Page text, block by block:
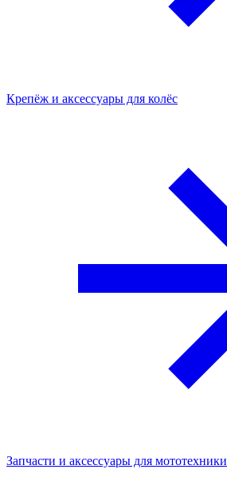
Крепёж и аксессуары для колёс
Запчасти и аксессуары для мототехники